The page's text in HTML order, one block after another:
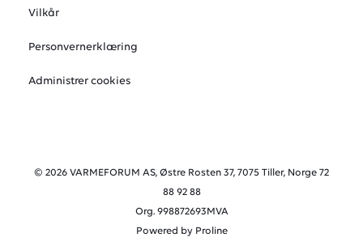
Vilkår
Personvernerklæring
Administrer cookies
© 2026 VARMEFORUM AS, Østre Rosten 37, 7075 Tiller, Norge 72
88 92 88
Org. 998872693MVA
Powered by Proline